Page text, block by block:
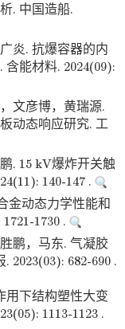
. 中国造船.
炎. 抗爆容器的内
能材料. 2024(09):
文彦博，黄瑞源.
动态响应研究. 工
. 15 kV爆炸开关触
140-147 .
金动态力学性能和
1730 .
鹏，马东. 气凝胶
2023(03): 682-690 .
用下结构塑性大变
1113-1123 .